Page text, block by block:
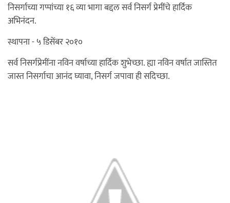
निसर्गाच्या गप्पांच्या १६ व्या भागा बद्दल सर्व निसर्ग प्रेमींचे हार्दिक
अभिनंदन.
स्थापना - ५ डिसेंबर २०१०
सर्व निसर्गप्रेमींना नविन वर्षाच्या हार्दिक शुभेच्छा. ह्या नविन वर्षात जास्तित
जास्त निसर्गाचा आनंद घ्यावा, निसर्ग जपावा ही सदिच्छा.